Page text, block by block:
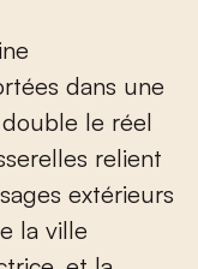
dans une
le réel
relient
extérieurs
la ville